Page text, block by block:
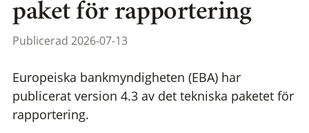
paket för rapportering
Publicerad 2026-07-13
Europeiska bankmyndigheten (EBA) har
publicerat version 4.3 av det tekniska paketet för
rapportering.